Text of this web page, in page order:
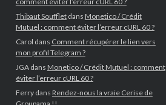
Thibaut Souffletdans Monetico / Crédit
Mutuel : comment éviter l’erreur cURL 60 ?
Carol dans Comment récupérer le lien vers
mon profil Telegram ?
JGAdans Monetico / Crédit Mutuel : comment
éviter l’erreur cURL 60 ?
Ferrydans Rendez-nous la vraie Cerise de